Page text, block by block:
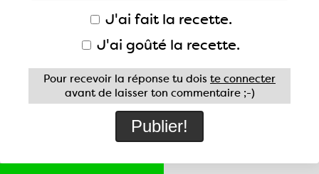
J'ai fait la recette.
J'ai goûté la recette.
Pour recevoir la réponse tu dois te connecter
avant de laisser ton commentaire ;-)